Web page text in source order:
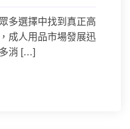
多選擇中找到真正高
成人用品市場發展迅
消 […]